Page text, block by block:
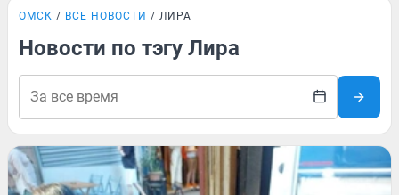
ОМСК ВСЕ НОВОСТИ ЛИРА
Новости по тэгу Лира